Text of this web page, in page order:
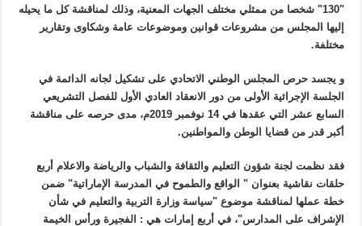
"130" شخصا من ممثلي مختلف الجهات المعنية، وذلك لمناقشة كل ما يحيله
إليها المجلس من مشروعات قوانين وموضوعات عامة وشكاوى وتقارير
مختلفة.
و يجسد حرص المجلس الوطني الاتحادي على تشكيل لجانه الدائمة في
الجلسة الإجرائية الأولى من دور الانعقاد العادي الأول للفصل التشريعي
السابع عشر التي عقدها في 14 نوفمبر 2019م، مدى حرصه على مناقشة
أكبر قدر من قضايا الوطن والمواطنين.
فقد نظمت لجنة شؤون التعليم والثقافة والشباب والرياضة والاعلام أربع
حلقات نقاشية بعنوان " الواقع والطموح في المدرسة الإماراتية" ضمن
خطة عملها لمناقشة موضوع "سياسة وزارة التربية والتعليم في شأن
الإشراف على المدارس"، في أربع إمارات هي : الفجيرة ورأس الخيمة